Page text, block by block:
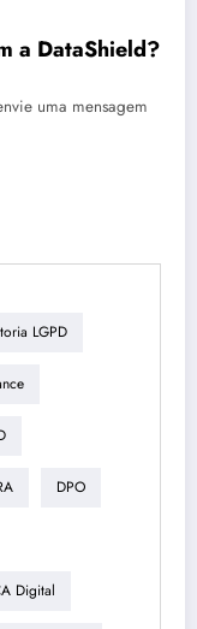
a DataShield?
uma mensagem
LGPD
DPO
Digital